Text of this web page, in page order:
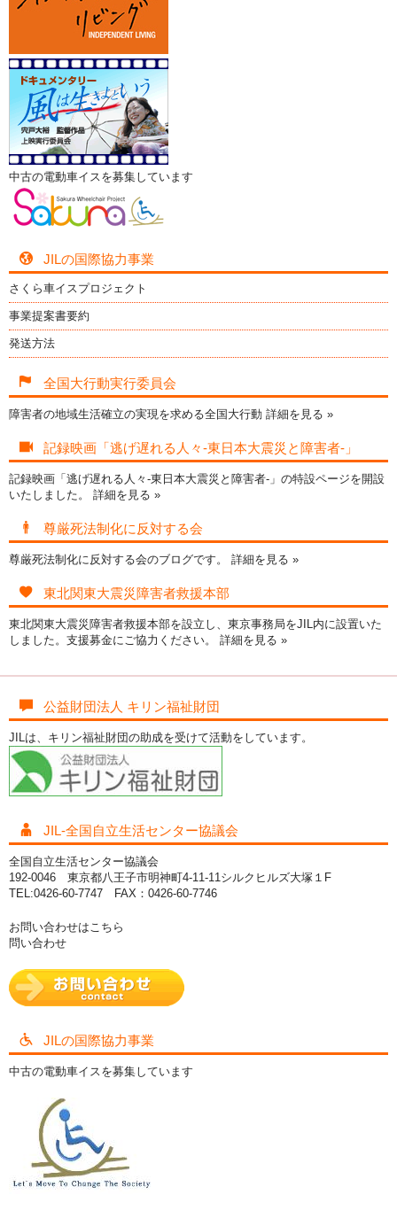
中古の電動車イスを募集しています
JILの国際協力事業
さくら車イスプロジェクト
事業提案書要約
発送方法
全国大行動実行委員会
障害者の地域生活確立の実現を求める全国大行動 詳細を見る »
記録映画「逃げ遅れる人々-東日本大震災と障害者-」
記録映画「逃げ遅れる人々-東日本大震災と障害者-」の特設ページを開設
いたしました。 詳細を見る »
尊厳死法制化に反対する会
尊厳死法制化に反対する会のブログです。 詳細を見る »
東北関東大震災障害者救援本部
東北関東大震災障害者救援本部を設立し、東京事務局をJIL内に設置いた
しました。支援募金にご協力ください。 詳細を見る »
公益財団法人 キリン福祉財団
JILは、キリン福祉財団の助成を受けて活動をしています。
JIL-全国自立生活センター協議会
全国自立生活センター協議会
192-0046 東京都八王子市明神町4-11-11シルクヒルズ大塚１F
TEL:0426-60-7747 FAX：0426-60-7746
お問い合わせはこちら
問い合わせ
JILの国際協力事業
中古の電動車イスを募集しています